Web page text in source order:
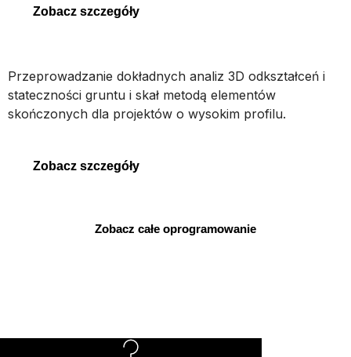
Zobacz szczegóły
Przeprowadzanie dokładnych analiz 3D odkształceń i
stateczności gruntu i skał metodą elementów
skończonych dla projektów o wysokim profilu.
Zobacz szczegóły
Zobacz całe oprogramowanie